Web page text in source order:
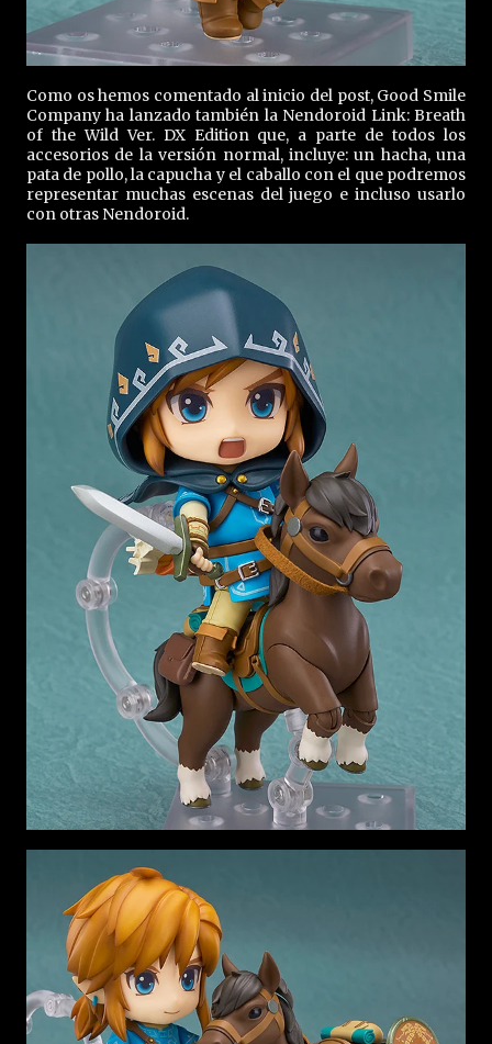
Como os hemos comentado al inicio del post, Good Smile
Company ha lanzado también la Nendoroid Link: Breath
of the Wild Ver. DX Edition que, a parte de todos los
accesorios de la versión normal, incluye: un hacha, una
pata de pollo, la capucha y el caballo con el que podremos
representar muchas escenas del juego e incluso usarlo
con otras Nendoroid.